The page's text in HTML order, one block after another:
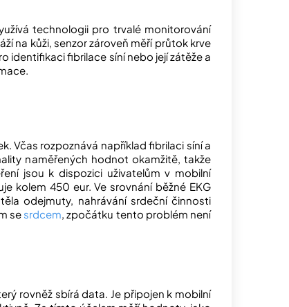
technologii pro trvalé monitorování
na kůži, senzor zároveň měří průtok krve
identifikaci fibrilace síní nebo její zátěže a
Včas rozpoznává například fibrilaci síní a
naměřených hodnot okamžitě, takže
jsou k dispozici uživatelům v mobilní
kolem 450 eur. Ve srovnání běžné EKG
odejmuty, nahrávání srdeční činnosti
se srdcem, zpočátku tento problém není
rovněž sbírá data. Je připojen k mobilní